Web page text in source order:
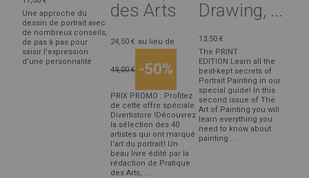
Une approche du
dessin de portrait avec
de nombreux conseils,
de pas à pas pour
saisir l'expression
d'une personnalité
des Arts
24,50 € au lieu de
49,00 € -50%
PRIX PROMO : Profitez
de cette offre spéciale
Divertistore !Découvrez
la sélection des 40
artistes qui ont marqué
l’art du portrait ! Un
beau livre édité par la
rédaction de Pratique
des Arts, ...
Drawing, ...
13,50 €
The PRINT
EDITION.Learn all the
best-kept secrets of
Portrait Painting in our
special guide! In this
second issue of The
Art of Painting you will
learn everything you
need to know about
painting ...